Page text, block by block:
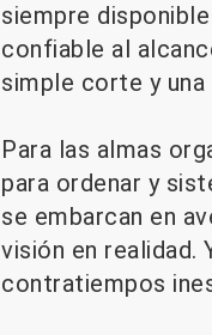
siempre
confiable al
simple corte y una
Para las almas
para ordenar y
se embarcan en
visión en realidad.
contratiempos